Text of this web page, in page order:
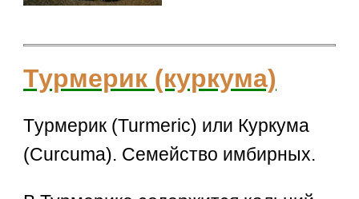
Турмерик (куркума)
Tурмерик (Turmeric) или Куркума
(Curcuma). Семейство имбирных.